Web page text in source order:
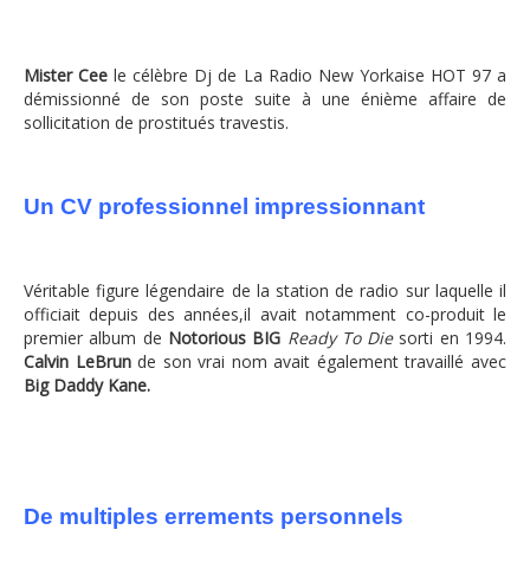
Mister Cee le célèbre Dj de La Radio New Yorkaise HOT 97 a
démissionné de son poste suite à une énième affaire de
sollicitation de prostitués travestis.
Un CV professionnel impressionnant
Véritable figure légendaire de la station de radio sur laquelle il
officiait depuis des années,il avait notamment co-produit le
premier album de Notorious BIG Ready To Diesorti en 1994.
Calvin LeBrunde son vrai nom avait également travaillé avec
Big Daddy Kane.
De multiples errements personnels